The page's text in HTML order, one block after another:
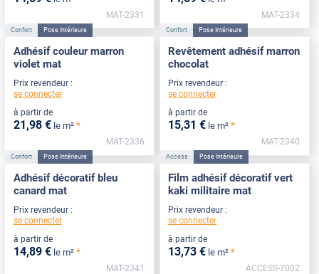
MAT-2331 MAT-2334
Confort Pose Intérieure
Adhésif couleur marron
violet mat
Prix revendeur :
se connecter
à partir de
21 ,98 € le m² *
MAT-2336
Confort Pose Intérieure
Revêtement adhésif marron
chocolat
Prix revendeur :
se connecter
à partir de
15,31 € le m² *
MAT-2340
Confort Pose Intérieure
Adhésif décoratif bleu
canard mat
Prix revendeur :
se connecter
à partir de
14,89 € le m² *
MAT-2341
Access Pose Intérieure
Film adhésif décoratif vert
kaki militaire mat
Prix revendeur :
se connecter
à partir de
13,73 € le m² *
ACCESS-7002